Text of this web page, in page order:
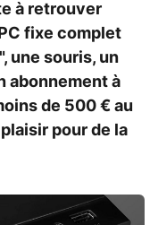
à retrouver
fixe complet
une souris, un
abonnement à
de 500 € au
pour de la